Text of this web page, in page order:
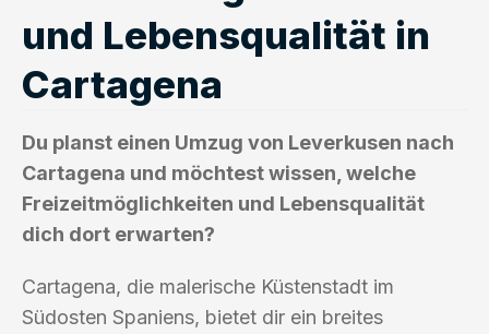
und Lebensqualität in
Cartagena
Du planst einen Umzug von Leverkusen nach
Cartagena und möchtest wissen, welche
Freizeitmöglichkeiten und Lebensqualität
dich dort erwarten?
Cartagena, die malerische Küstenstadt im
Südosten Spaniens, bietet dir ein breites